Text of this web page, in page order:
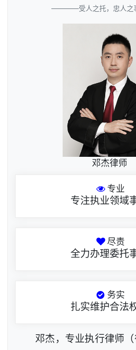
————受人之托，忠人
邓杰律师
专业
专注执业领域
尽责
全力办理委托
务实
扎实维护合法
邓杰，专业执行律师（